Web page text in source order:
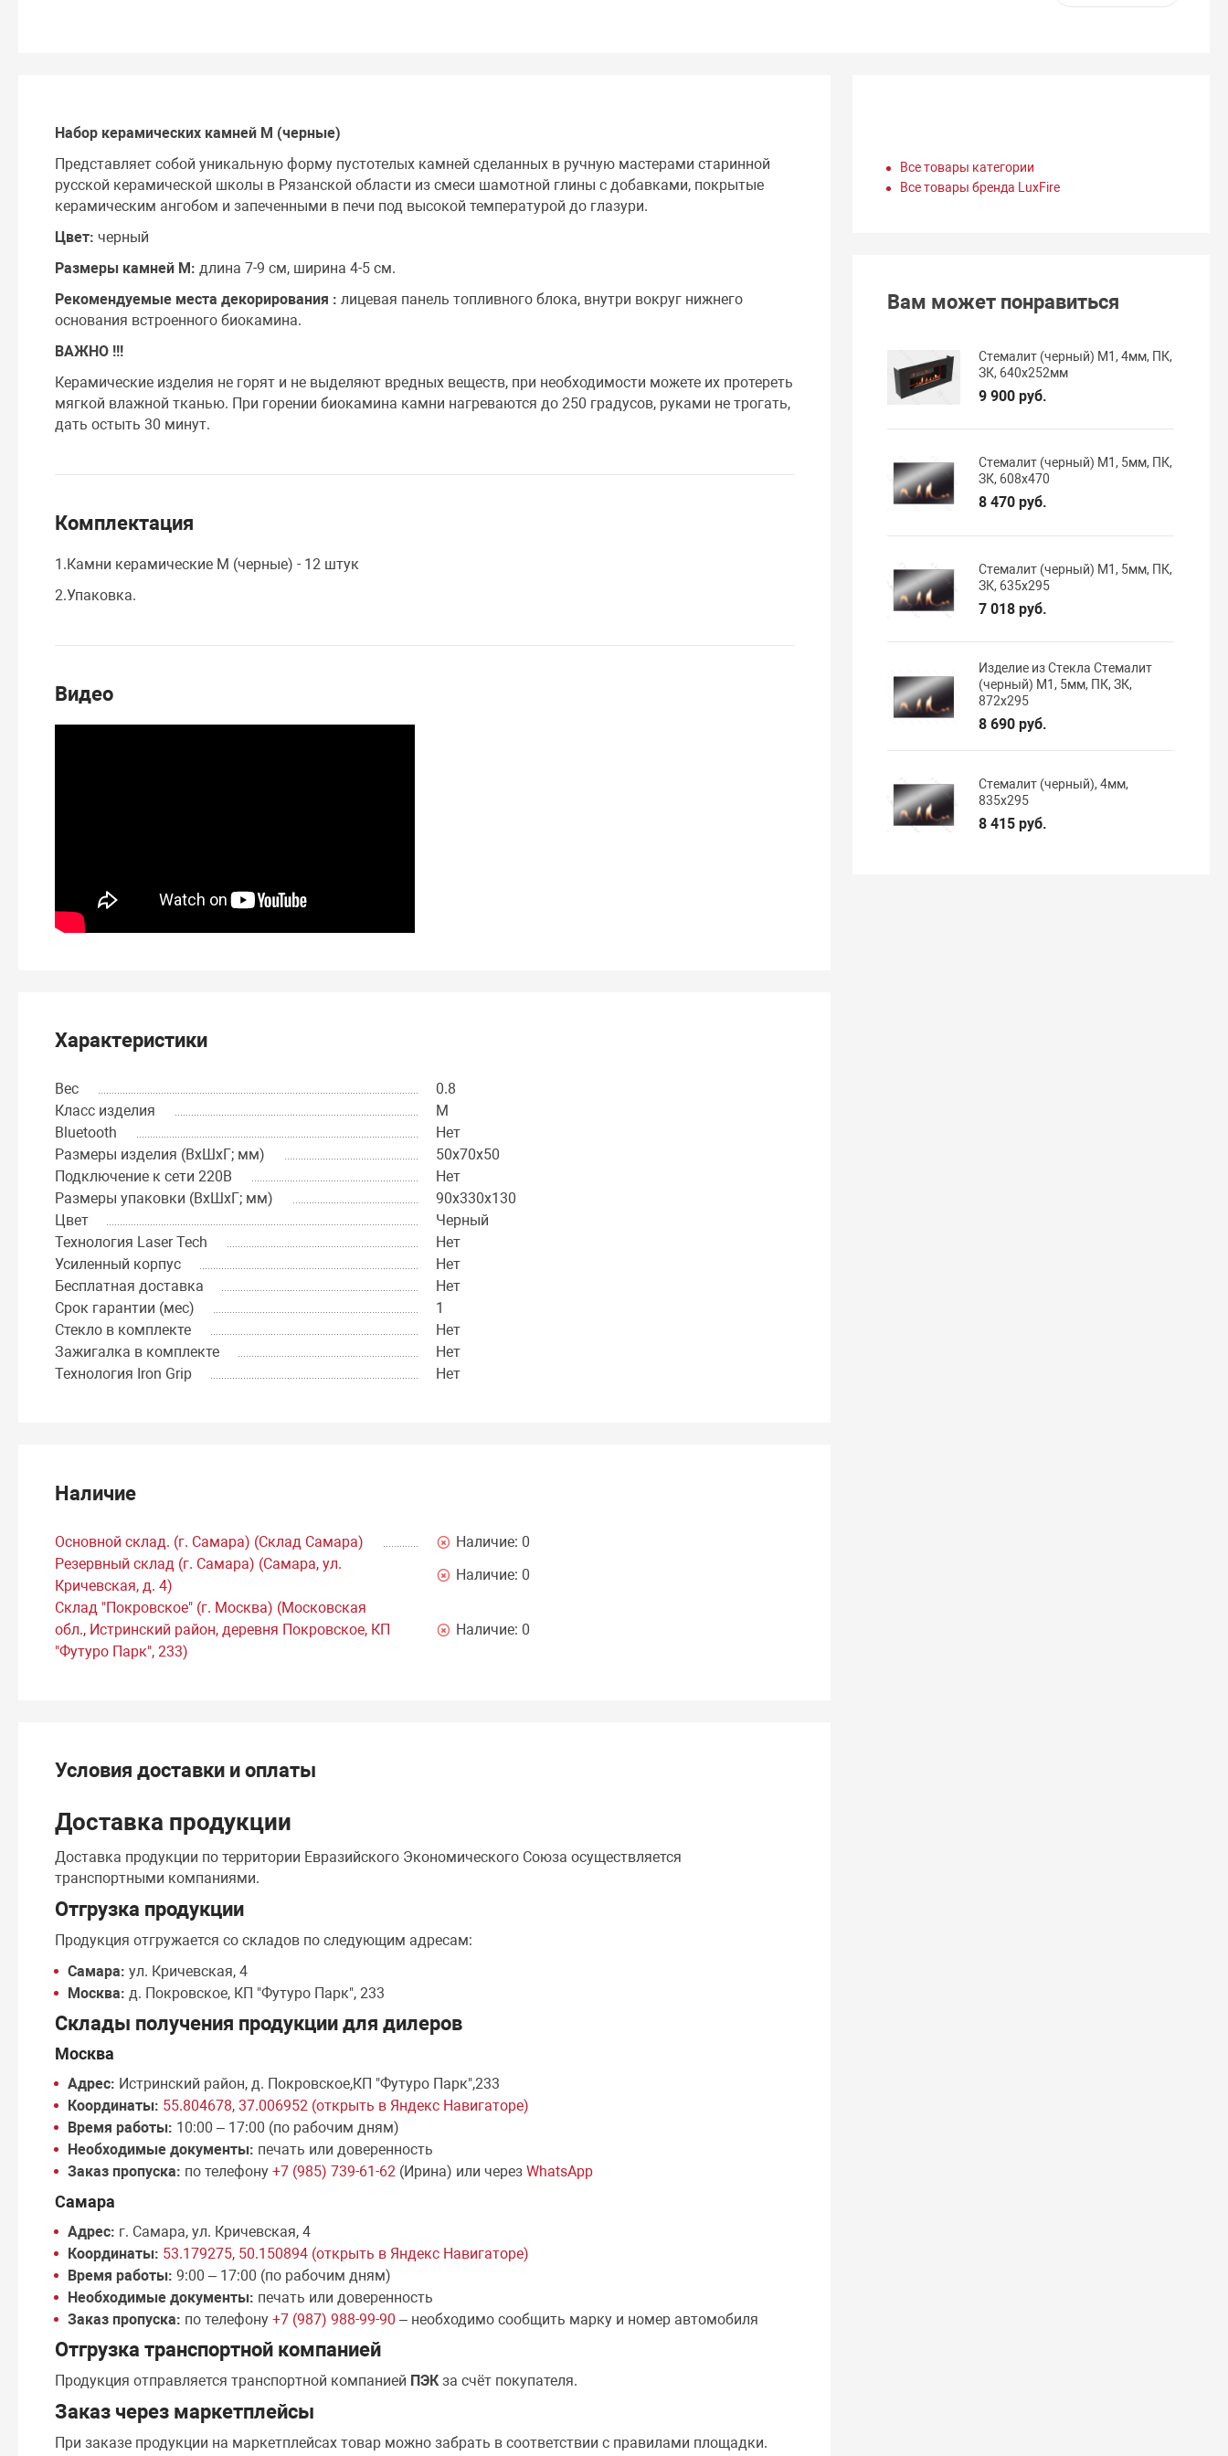
Набор керамических камней М (черные)
Представляет собой уникальную форму пустотелых камней сделанных в ручную мастерами старинной
русской керамической школы в Рязанской области из смеси шамотной глины с добавками, покрытые
керамическим ангобом и запеченными в печи под высокой температурой до глазури.
Цвет:черный
Размеры камней М:длина 7-9 см, ширина 4-5 см.
Рекомендуемые места декорирования :лицевая панель топливного блока, внутри вокруг нижнего
основания встроенного биокамина.
ВАЖНО !!!
Керамические изделия не горят и не выделяют вредных веществ, при необходимости можете их протереть
мягкой влажной тканью. При горении биокамина камни нагреваются до 250 градусов, руками не трогать,
дать остыть 30 минут.
Комплектация
1.Камни керамические М (черные) - 12 штук
2.Упаковка.
Видео
Характеристики
Вес
0.8
Класс изделия
M
Bluetooth
Нет
Размеры изделия (ВхШхГ; мм)
50х70х50
Подключение к сети 220В
Нет
Размеры упаковки (ВхШхГ; мм)
90х330х130
Цвет
Черный
Технология Laser Tech
Нет
Усиленный корпус
Нет
Бесплатная доставка
Нет
Срок гарантии (мес)
1
Стекло в комплекте
Нет
Зажигалка в комплекте
Нет
Технология Iron Grip
Нет
Наличие
Основной склад. (г. Самара) (Склад Самара) Наличие: 0
Резервный склад (г. Самара) (Самара, ул.
Кричевская, д. 4)
Наличие: 0
Склад "Покровское" (г. Москва) (Московская
обл., Истринский район, деревня Покровское, КП
"Футуро Парк", 233)
Наличие: 0
Условия доставки и оплаты
Доставка продукции
Доставка продукции по территории Евразийского Экономического Союза осуществляется
транспортными компаниями.
Отгрузка продукции
Продукция отгружается со складов по следующим адресам:
Самара: ул. Кричевская, 4
Москва: д. Покровское, КП "Футуро Парк", 233
Склады получения продукции для дилеров
Москва
Адрес: Истринский район, д. Покровское,КП "Футуро Парк",233
Координаты: 55.804678, 37.006952 (открыть в Яндекс Навигаторе)
Время работы: 10:00 – 17:00 (по рабочим дням)
Необходимые документы: печать или доверенность
Заказ пропуска: по телефону+7 (985) 739-61-62 (Ирина) или черезWhatsApp
Самара
Адрес: г. Самара, ул. Кричевская, 4
Координаты: 53.179275, 50.150894 (открыть в Яндекс Навигаторе)
Время работы: 9:00 – 17:00 (по рабочим дням)
Необходимые документы: печать или доверенность
Заказ пропуска: по телефону+7 (987) 988-99-90 – необходимо сообщить марку и номер автомобиля
Отгрузка транспортной компанией
Продукция отправляется транспортной компанией ПЭКза счёт покупателя.
Заказ через маркетплейсы
При заказе продукции на маркетплейсах товар можно забрать в соответствии с правилами площадки.
Все товары категории
Все товары бренда LuxFire
Вам может понравиться
Стемалит (черный) М1, 4мм, ПК,
ЗК, 640х252мм
9 900 руб.
Стемалит (черный) М1, 5мм, ПК,
ЗК, 608х470
8 470 руб.
Стемалит (черный) М1, 5мм, ПК,
ЗК, 635х295
7 018 руб.
Изделие из Стекла Стемалит
(черный) М1, 5мм, ПК, ЗК,
872х295
8 690 руб.
Стемалит (черный), 4мм,
835х295
8 415 руб.